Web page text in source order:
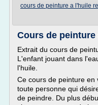
cours de peinture a l'huile
Cours de
Extrait du cours de
L'enfant jouant dans
l'huile.
Ce cours de peinture en
toute personne qui
de peindre. Du plus